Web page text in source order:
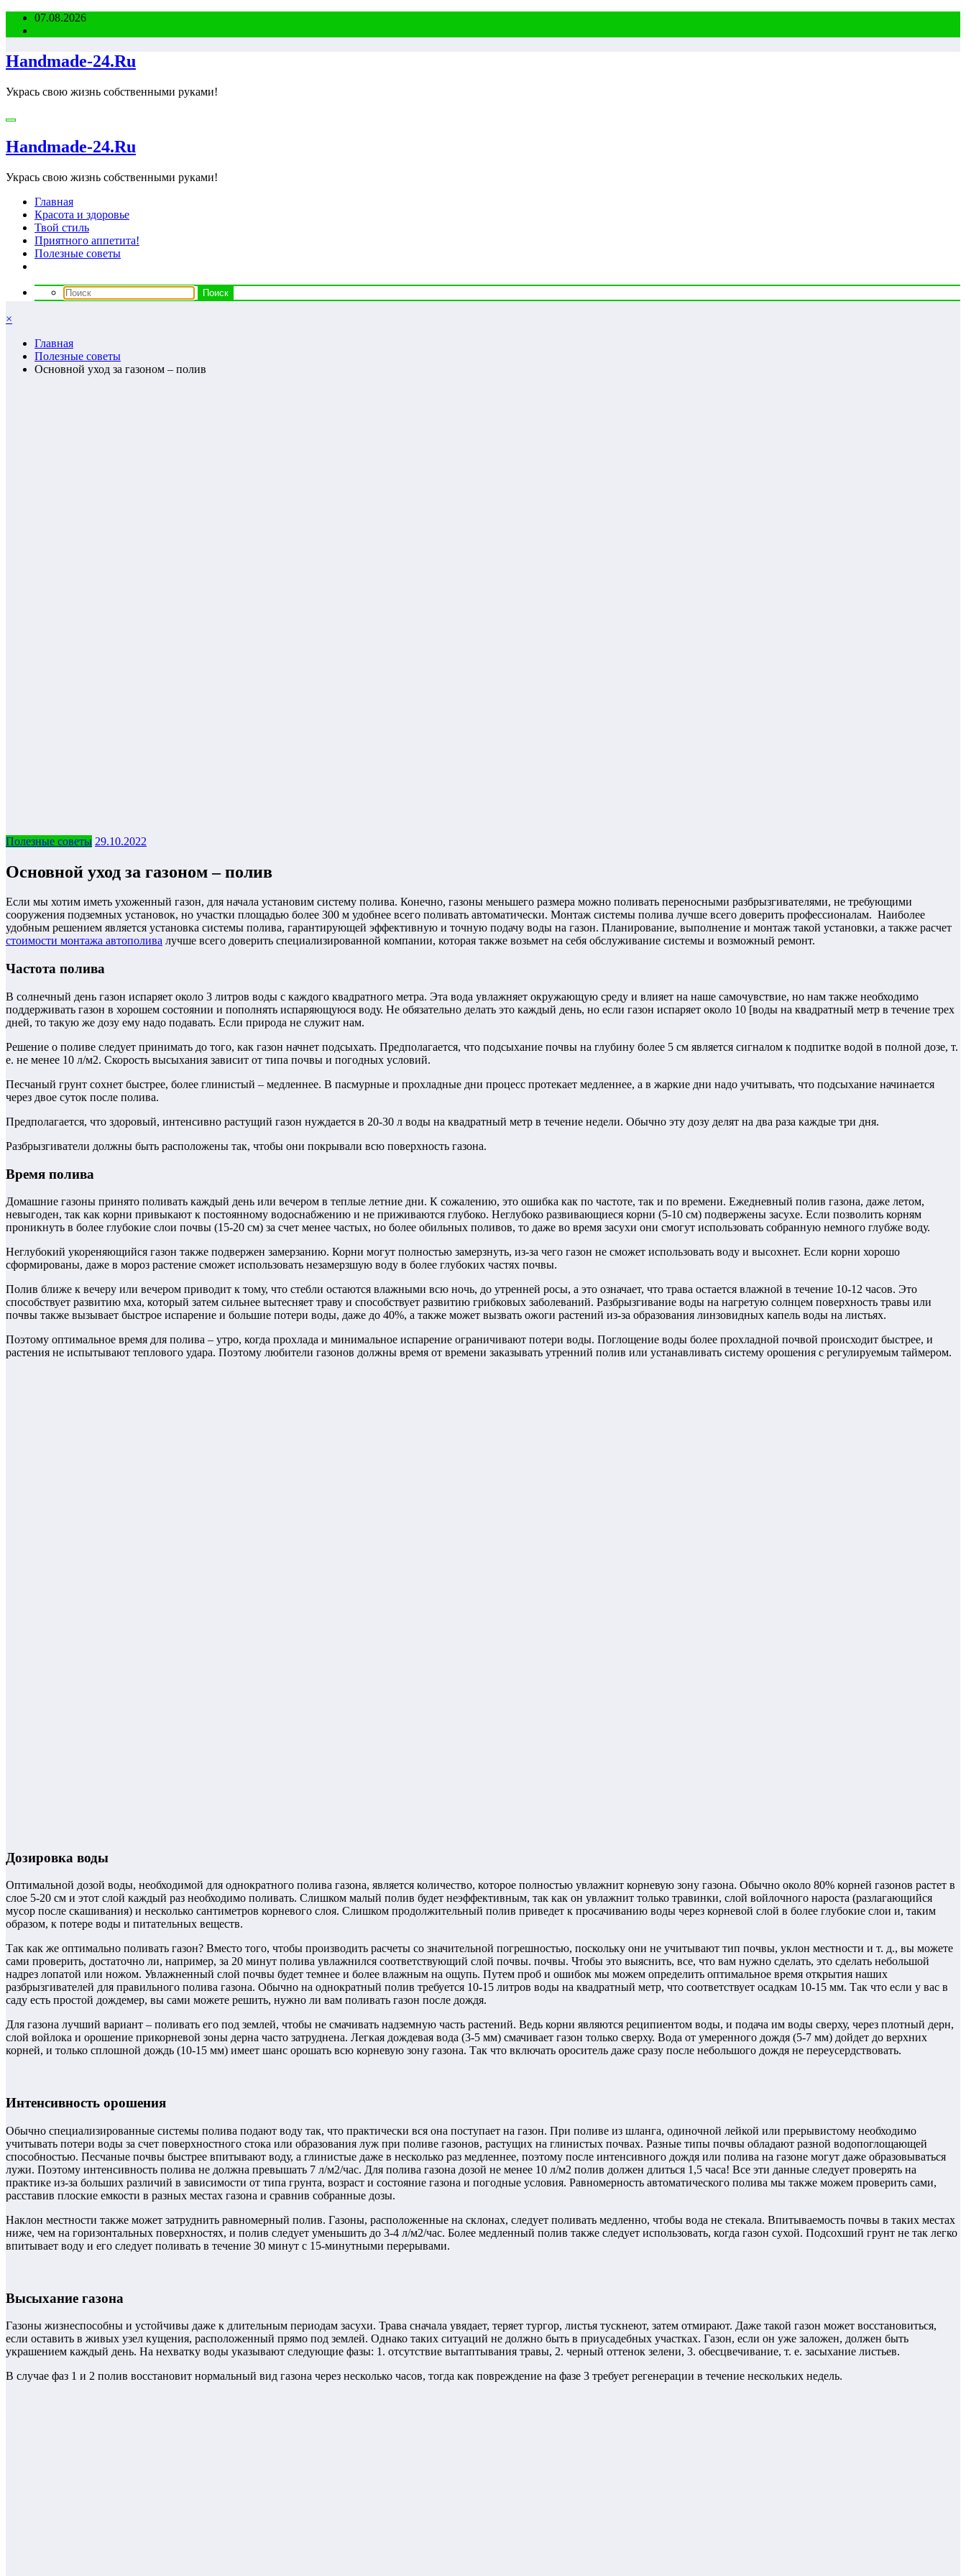
Перейти07.08.2026
Handmade-24.Ru
Укрась свою жизнь собственными руками!
Handmade-24.Ru
Укрась свою жизнь собственными руками!
Главная
Красота и здоровье
Твой стиль
Приятного аппетита!
Полезные советы
×
Главная
Полезные советы
Основной уход за газоном – полив
Полезные советы 29.10.2022
Основной уход за газоном – полив
Если мы хотим иметь ухоженный газон, для начала установим систему полива. Конечно, газоны меньшего размера можно поливать переносными разбрызгивателями, не требующими
сооружения подземных установок, но участки площадью более 300 м удобнее всего поливать автоматически. Монтаж системы полива лучше всего доверить профессионалам. Наиболее
удобным решением является установка системы полива, гарантирующей эффективную и точную подачу воды на газон. Планирование, выполнение и монтаж такой установки, а также расчет
стоимости монтажа автополива лучше всего доверить специализированной компании, которая также возьмет на себя обслуживание системы и возможный ремонт.
Частота полива
В солнечный день газон испаряет около 3 литров воды с каждого квадратного метра. Эта вода увлажняет окружающую среду и влияет на наше самочувствие, но нам также необходимо
поддерживать газон в хорошем состоянии и пополнять испаряющуюся воду. Не обязательно делать это каждый день, но если газон испаряет около 10 [воды на квадратный метр в течение трех
дней, то такую ​​же дозу ему надо подавать. Если природа не служит нам.
Решение о поливе следует принимать до того, как газон начнет подсыхать. Предполагается, что подсыхание почвы на глубину более 5 см является сигналом к ​​подпитке водой в полной дозе, т.
е. не менее 10 л/м2. Скорость высыхания зависит от типа почвы и погодных условий.
Песчаный грунт сохнет быстрее, более глинистый – медленнее. В пасмурные и прохладные дни процесс протекает медленнее, а в жаркие дни надо учитывать, что подсыхание начинается
через двое суток после полива.
Предполагается, что здоровый, интенсивно растущий газон нуждается в 20-30 л воды на квадратный метр в течение недели. Обычно эту дозу делят на два раза каждые три дня.
Разбрызгиватели должны быть расположены так, чтобы они покрывали всю поверхность газона.
Время полива
Домашние газоны принято поливать каждый день или вечером в теплые летние дни. К сожалению, это ошибка как по частоте, так и по времени. Ежедневный полив газона, даже летом,
невыгоден, так как корни привыкают к постоянному водоснабжению и не приживаются глубоко. Неглубоко развивающиеся корни (5-10 см) подвержены засухе. Если позволить корням
проникнуть в более глубокие слои почвы (15-20 см) за счет менее частых, но более обильных поливов, то даже во время засухи они смогут использовать собранную немного глубже воду.
Неглубокий укореняющийся газон также подвержен замерзанию. Корни могут полностью замерзнуть, из-за чего газон не сможет использовать воду и высохнет. Если корни хорошо
сформированы, даже в мороз растение сможет использовать незамерзшую воду в более глубоких частях почвы.
Полив ближе к вечеру или вечером приводит к тому, что стебли остаются влажными всю ночь, до утренней росы, а это означает, что трава остается влажной в течение 10-12 часов. Это
способствует развитию мха, который затем сильнее вытесняет траву и способствует развитию грибковых заболеваний. Разбрызгивание воды на нагретую солнцем поверхность травы или
почвы также вызывает быстрое испарение и большие потери воды, даже до 40%, а также может вызвать ожоги растений из-за образования линзовидных капель воды на листьях.
Поэтому оптимальное время для полива – утро, когда прохлада и минимальное испарение ограничивают потери воды. Поглощение воды более прохладной почвой происходит быстрее, и
растения не испытывают теплового удара. Поэтому любители газонов должны время от времени заказывать утренний полив или устанавливать систему орошения с регулируемым таймером.
Дозировка воды
Оптимальной дозой воды, необходимой для однократного полива газона, является количество, которое полностью увлажнит корневую зону газона. Обычно около 80% корней газонов растет в
слое 5-20 см и этот слой каждый раз необходимо поливать. Слишком малый полив будет неэффективным, так как он увлажнит только травинки, слой войлочного нароста (разлагающийся
мусор после скашивания) и несколько сантиметров корневого слоя. Слишком продолжительный полив приведет к просачиванию воды через корневой слой в более глубокие слои и, таким
образом, к потере воды и питательных веществ.
Так как же оптимально поливать газон? Вместо того, чтобы производить расчеты со значительной погрешностью, поскольку они не учитывают тип почвы, уклон местности и т. д., вы можете
сами проверить, достаточно ли, например, за 20 минут полива увлажнился соответствующий слой почвы. почвы. Чтобы это выяснить, все, что вам нужно сделать, это сделать небольшой
надрез лопатой или ножом. Увлажненный слой почвы будет темнее и более влажным на ощупь. Путем проб и ошибок мы можем определить оптимальное время открытия наших
разбрызгивателей для правильного полива газона. Обычно на однократный полив требуется 10-15 литров воды на квадратный метр, что соответствует осадкам 10-15 мм. Так что если у вас в
саду есть простой дождемер, вы сами можете решить, нужно ли вам поливать газон после дождя.
Для газона лучший вариант – поливать его под землей, чтобы не смачивать надземную часть растений. Ведь корни являются реципиентом воды, и подача им воды сверху, через плотный дерн,
слой войлока и орошение прикорневой зоны дерна часто затруднена. Легкая дождевая вода (3-5 мм) смачивает газон только сверху. Вода от умеренного дождя (5-7 мм) дойдет до верхних
корней, и только сплошной дождь (10-15 мм) имеет шанс орошать всю корневую зону газона. Так что включать ороситель даже сразу после небольшого дождя не переусердствовать.
Интенсивность орошения
Обычно специализированные системы полива подают воду так, что практически вся она поступает на газон. При поливе из шланга, одиночной лейкой или прерывистому необходимо
учитывать потери воды за счет поверхностного стока или образования луж при поливе газонов, растущих на глинистых почвах. Разные типы почвы обладают разной водопоглощающей
способностью. Песчаные почвы быстрее впитывают воду, а глинистые даже в несколько раз медленнее, поэтому после интенсивного дождя или полива на газоне могут даже образовываться
лужи. Поэтому интенсивность полива не должна превышать 7 л/м2/час. Для полива газона дозой не менее 10 л/м2 полив должен длиться 1,5 часа! Все эти данные следует проверять на
практике из-за больших различий в зависимости от типа грунта, возраст и состояние газона и погодные условия. Равномерность автоматического полива мы также можем проверить сами,
расставив плоские емкости в разных местах газона и сравнив собранные дозы.
Наклон местности также может затруднить равномерный полив. Газоны, расположенные на склонах, следует поливать медленно, чтобы вода не стекала. Впитываемость почвы в таких местах
ниже, чем на горизонтальных поверхностях, и полив следует уменьшить до 3-4 л/м2/час. Более медленный полив также следует использовать, когда газон сухой. Подсохший грунт не так легко
впитывает воду и его следует поливать в течение 30 минут с 15-минутными перерывами.
Высыхание газона
Газоны жизнеспособны и устойчивы даже к длительным периодам засухи. Трава сначала увядает, теряет тургор, листья тускнеют, затем отмирают. Даже такой газон может восстановиться,
если оставить в живых узел кущения, расположенный прямо под землей. Однако таких ситуаций не должно быть в приусадебных участках. Газон, если он уже заложен, должен быть
украшением каждый день. На нехватку воды указывают следующие фазы: 1. отсутствие вытаптывания травы, 2. черный оттенок зелени, 3. обесцвечивание, т. е. засыхание листьев.
В случае фаз 1 и 2 полив восстановит нормальный вид газона через несколько часов, тогда как повреждение на фазе 3 требует регенерации в течение нескольких недель.